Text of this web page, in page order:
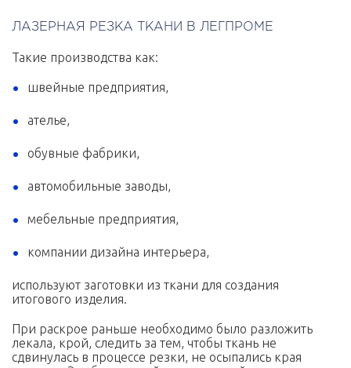
ЛАЗЕРНАЯ РЕЗКА ТКАНИ В ЛЕГПРОМЕ
Такие производства как:
швейные предприятия,
ателье,
обувные фабрики,
автомобильные заводы,
мебельные предприятия,
компании дизайна интерьера,
используют заготовки из ткани для создания
итогового изделия.
При раскрое раньше необходимо было разложить
лекала, крой, следить за тем, чтобы ткань не
сдвинулась в процессе резки, не осыпались края